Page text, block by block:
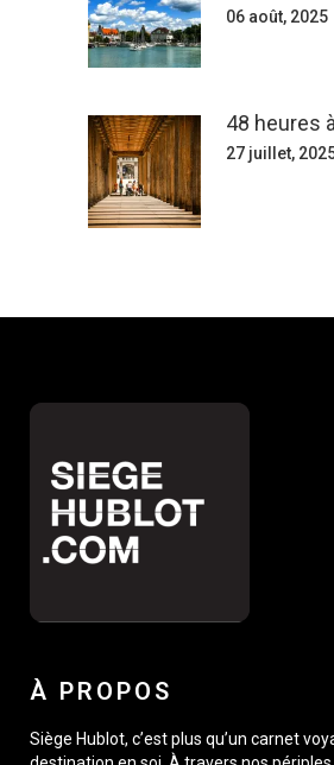
06 août, 2025
48 heures
27 juillet,
À PROPOS
Siège Hublot, c’est plus qu’un carnet